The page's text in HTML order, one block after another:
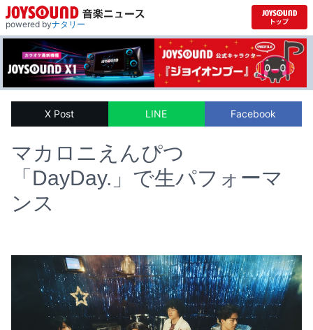
powered byナタリー
X Post LINE Facebook
マカロニえんぴつ
「DayDay.」で生パフォーマ
ンス